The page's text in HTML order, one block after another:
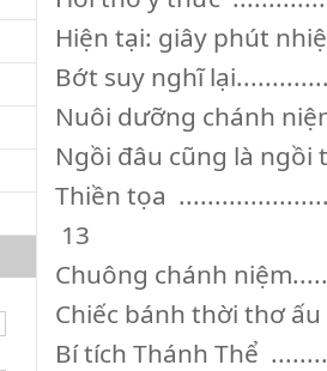
Hiện tại: giây phút
Bớt suy nghĩ
Nuôi dưỡng chánh
Ngồi đâu cũng là ngồi
Thiền tọa
13
Chuông chánh
Chiếc bánh thời thơ
Bí tích Thánh Thể